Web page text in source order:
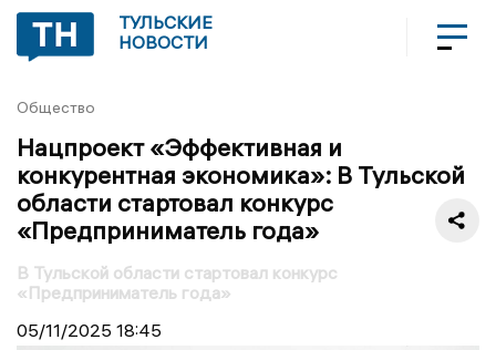
ТУЛЬСКИЕ
НОВОСТИ
Общество
Нацпроект «Эффективная и
конкурентная экономика»: В Тульской
области стартовал конкурс
«Предприниматель года»
В Тульской области стартовал конкурс
«Предприниматель года»
05/11/2025 18:45